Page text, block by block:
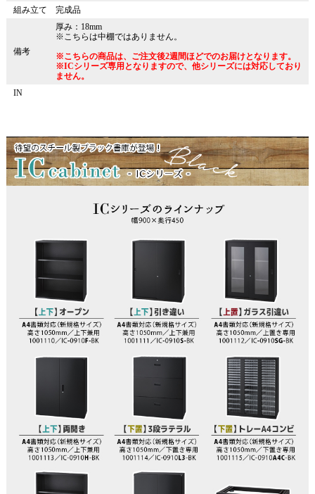
組み立て
完成品
備考
厚み：18mm
※こちらは中棚ではありません。
※こちらの商品は、ご注文後2週間ほどでのお届けとなります。
※ICシリーズ専用となりますので、他シリーズには対応しており
ません。
IN